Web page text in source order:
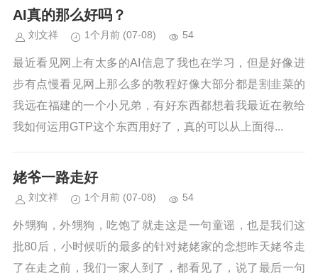
AI真的那么好吗？
刘文祥 1个月前 (07-08) 54
最近看见网上有太多的AI信息了我也在学习，但是好像进
步有点慢看见网上那么多的教程好像大部分都是割韭菜的
我远在福建的一个小兄弟，有好东西都想着我最近在教给
我如何运用GTP这个东西用好了，真的可以从上面得...
姥爷一路走好
刘文祥 1个月前 (07-08) 54
外甥狗，外甥狗，吃饱了就走这是一句童谣，也是我们这
批80后，小时候听的最多的针对姥姥家的念想昨天姥爷走
了在走之前，我们一家人到了，都看见了，说了最后一句